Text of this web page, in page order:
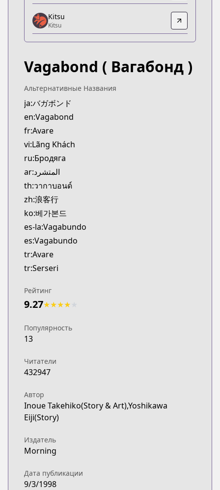
Anime-Planet
https://www.anime-planet.com/manga/vagabond
Kitsu
Kitsu
CDJapan
CDJapan
https://www.anime-planet.com/manga/http://
MangaUpdates
MangaUpdates
https://www.mangaupdates.com/
Official English
Official English
https://www.viz.com/vagabond
Kitsu
Kitsu
Vagabond ( Вагабонд )
Альтернативные Названия
ja:バガボンド
en:Vagabond
fr:Avare
vi:Lãng Khách
ru:Бродяга
ar:المتشرد
th:วากาบอนด์
zh:浪客行
ko:베가본드
es-la:Vagabundo
es:Vagabundo
tr:Avare
tr:Serseri
Рейтинг
9.27★★★★
Популярность
13
Читатели
432947
Автор
Inoue Takehiko(Story & Art),Yoshikawa
Eiji(Story)
Издатель
Morning
Дата публикации
9/3/1998